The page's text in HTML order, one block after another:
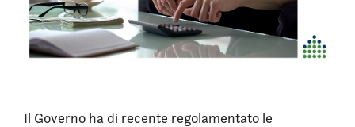
Il Governo ha di recente regolamentato le